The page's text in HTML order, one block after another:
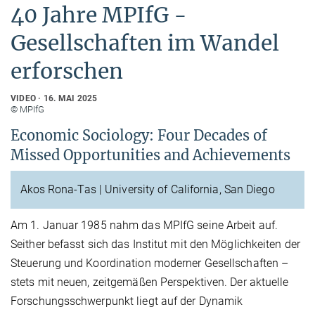
40 Jahre MPIfG -
Gesellschaften im Wandel
erforschen
VIDEO 16. MAI 2025
© MPIfG
Economic Sociology: Four Decades of
Missed Opportunities and Achievements
Akos Rona-Tas | University of California, San Diego
Am 1. Januar 1985 nahm das MPIfG seine Arbeit auf.
Seither befasst sich das Institut mit den Möglichkeiten der
Steuerung und Koordination moderner Gesellschaften –
stets mit neuen, zeitgemäßen Perspektiven. Der aktuelle
Forschungsschwerpunkt liegt auf der Dynamik